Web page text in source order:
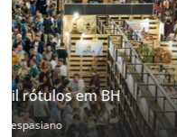
CIDADES COLUNA MG
Missão do SINDVEL
autonomia
6 de agosto de 2026